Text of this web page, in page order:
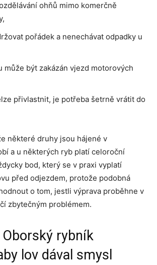
ohňů mimo komerčně
pořádek a nenechávat odpadky u
může být zakázán vjezd motorových
přivlastnit, je potřeba šetrně vrátit do
některé druhy jsou hájené v
a u některých ryb platí celoroční
bod, který se v praxi vyplatí
před odjezdem, protože podobná
o tom, jestli výprava proběhne v
zbytečným problémem.
rybník
lov dával smysl